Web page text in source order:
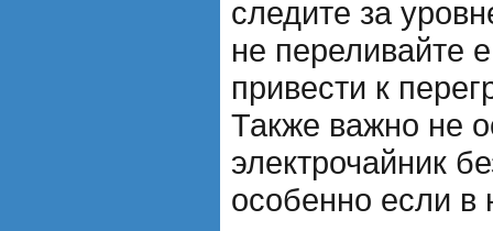
следите за
не переливайте
привести к
Также важно не
электрочайник
особенно если в